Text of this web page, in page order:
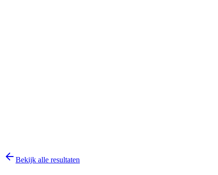
Bekijk alle resultaten